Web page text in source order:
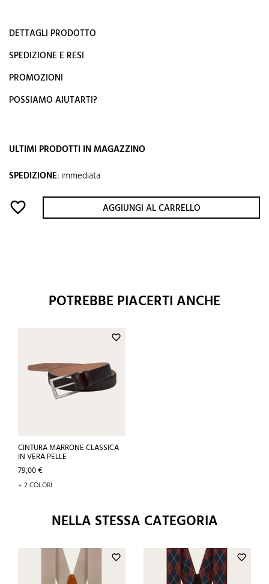
DETTAGLI PRODOTTO
SPEDIZIONE E RESI
PROMOZIONI
POSSIAMO AIUTARTI?
ULTIMI PRODOTTI IN MAGAZZINO
SPEDIZIONE: immediata
favorite_border AGGIUNGI AL CARRELLO
POTREBBE PIACERTI ANCHE
favorite_border
CINTURA MARRONE CLASSICA
IN VERA PELLE
Prezzo
79,00 €
+ 2 COLORI
NELLA STESSA CATEGORIA
favorite_border favorite_border